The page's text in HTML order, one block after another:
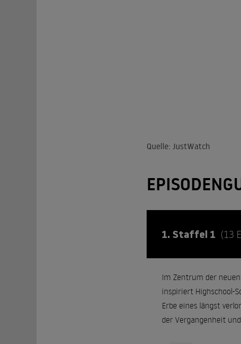
Quelle: JustWatch
1. Staffel 1 (13
Im Zentrum der neuen
inspiriert Highschool-
Erbe eines längst
der Vergangenheit